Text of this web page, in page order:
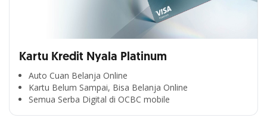
Kartu Kredit Nyala Platinum
Auto Cuan Belanja Online
Kartu Belum Sampai, Bisa Belanja Online
Semua Serba Digital di OCBC mobile
Cross Selling Banner Global